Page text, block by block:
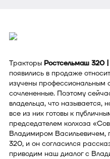
Тракторы Ростсельмаш 320
появились в продаже
изучены
сочлененные. Поэтому
владельца, что называется,
все из них готовы к
председателем колхоза
Владимиром Васильевичем,
320, и он согласился
приводим наш диалог с